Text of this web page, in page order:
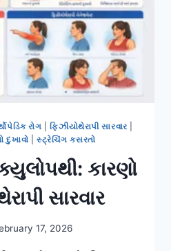
રોગ |ફિઝીયોથેરાપી સારવાર
દુખાવો સ્ટ્રેચિંગ કસરતો
કારણો
સારવાર
17, 2026